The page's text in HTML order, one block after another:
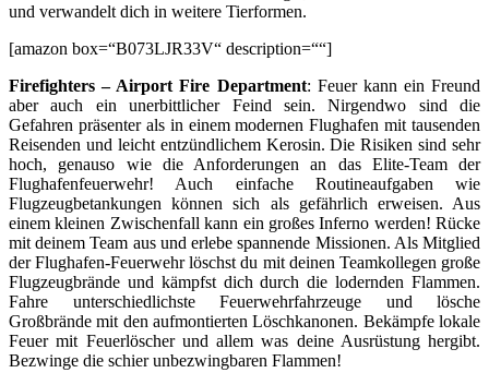
und verwandelt dich in weitere Tierformen.
[amazon box=“B073LJR33V“ description=““]
Firefighters – Airport Fire Department: Feuer kann ein Freund
aber auch ein unerbittlicher Feind sein. Nirgendwo sind die
Gefahren präsenter als in einem modernen Flughafen mit tausenden
Reisenden und leicht entzündlichem Kerosin. Die Risiken sind sehr
hoch, genauso wie die Anforderungen an das Elite-Team der
Flughafenfeuerwehr! Auch einfache Routineaufgaben wie
Flugzeugbetankungen können sich als gefährlich erweisen. Aus
einem kleinen Zwischenfall kann ein großes Inferno werden! Rücke
mit deinem Team aus und erlebe spannende Missionen. Als Mitglied
der Flughafen-Feuerwehr löschst du mit deinen Teamkollegen große
Flugzeugbrände und kämpfst dich durch die lodernden Flammen.
Fahre unterschiedlichste Feuerwehrfahrzeuge und lösche
Großbrände mit den aufmontierten Löschkanonen. Bekämpfe lokale
Feuer mit Feuerlöscher und allem was deine Ausrüstung hergibt.
Bezwinge die schier unbezwingbaren Flammen!